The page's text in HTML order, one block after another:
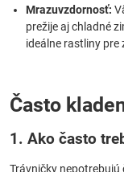
Mrazuvzdornosť:
prežije aj chladné
ideálne rastliny
Často
1. Ako často
Trávničky nepotrebujú